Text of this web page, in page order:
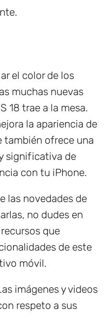
el color de los
muchas nuevas
18 trae a la mesa.
la apariencia de
ofrece una
significativa de
con tu iPhone.
las novedades de
no dudes en
que
de este
móvil.
imágenes y videos
respeto a sus